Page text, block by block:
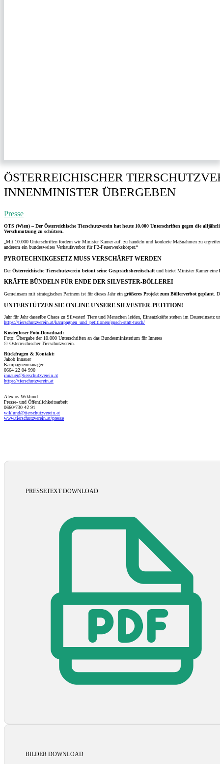
ÖSTERREICHISCHER
INNENMINISTER ÜBERGEBEN
Presse
OTS (Wien) – Der Österreichische Tierschutzverein hat heute 10.000 Unterschriften gegen die
Verschmutzung zu schützen.
„Mit 10.000 Unterschriften fordern wir Minister Karner auf, zu handeln und konkrete Maßnahmen zu
anderem ein bundesweites Verkaufsverbot für F2-Feuerwerkskörper.“
PYROTECHNIKGESETZ MUSS VERSCHÄRFT WERDEN
DerÖsterreichische Tierschutzverein betont seine Gesprächsbereitschaft und bietet Minister Karner eine
KRÄFTE BÜNDELN FÜR ENDE DER SILVESTER-BÖLLEREI
Gemeinsam mit strategischen Partnern ist für dieses Jahr ein größeres Projekt zum Böllerverbot geplant .
UNTERSTÜTZEN SIE ONLINE UNSERE SILVESTER-PETITION!
Jahr für Jahr dasselbe Chaos zu Silvester! Tiere und Menschen leiden, Einsatzkräfte stehen im
https://tierschutzverein.at/kampagnen_und_petitionen/gusch-statt-tusch/
Kostenloser Foto-Download:
Foto: Übergabe der 10.000 Unterschriften an das Bundesministerium für Inneres
© Österreichischer Tierschutzverein.
Rückfragen & Kontakt:
Jakob Innauer
Kampagnenmanager
0664 22 04 990
innauer@tierschutzverein.at
https://tierschutzverein.at
Alexios Wiklund
Presse- und Öffentlichkeitsarbeit
0660/730 42 91
wiklund@tierschutzverein.at
www.tierschutzverein.at/presse
PRESSETEXT DOWNLOAD
BILDER DOWNLOAD